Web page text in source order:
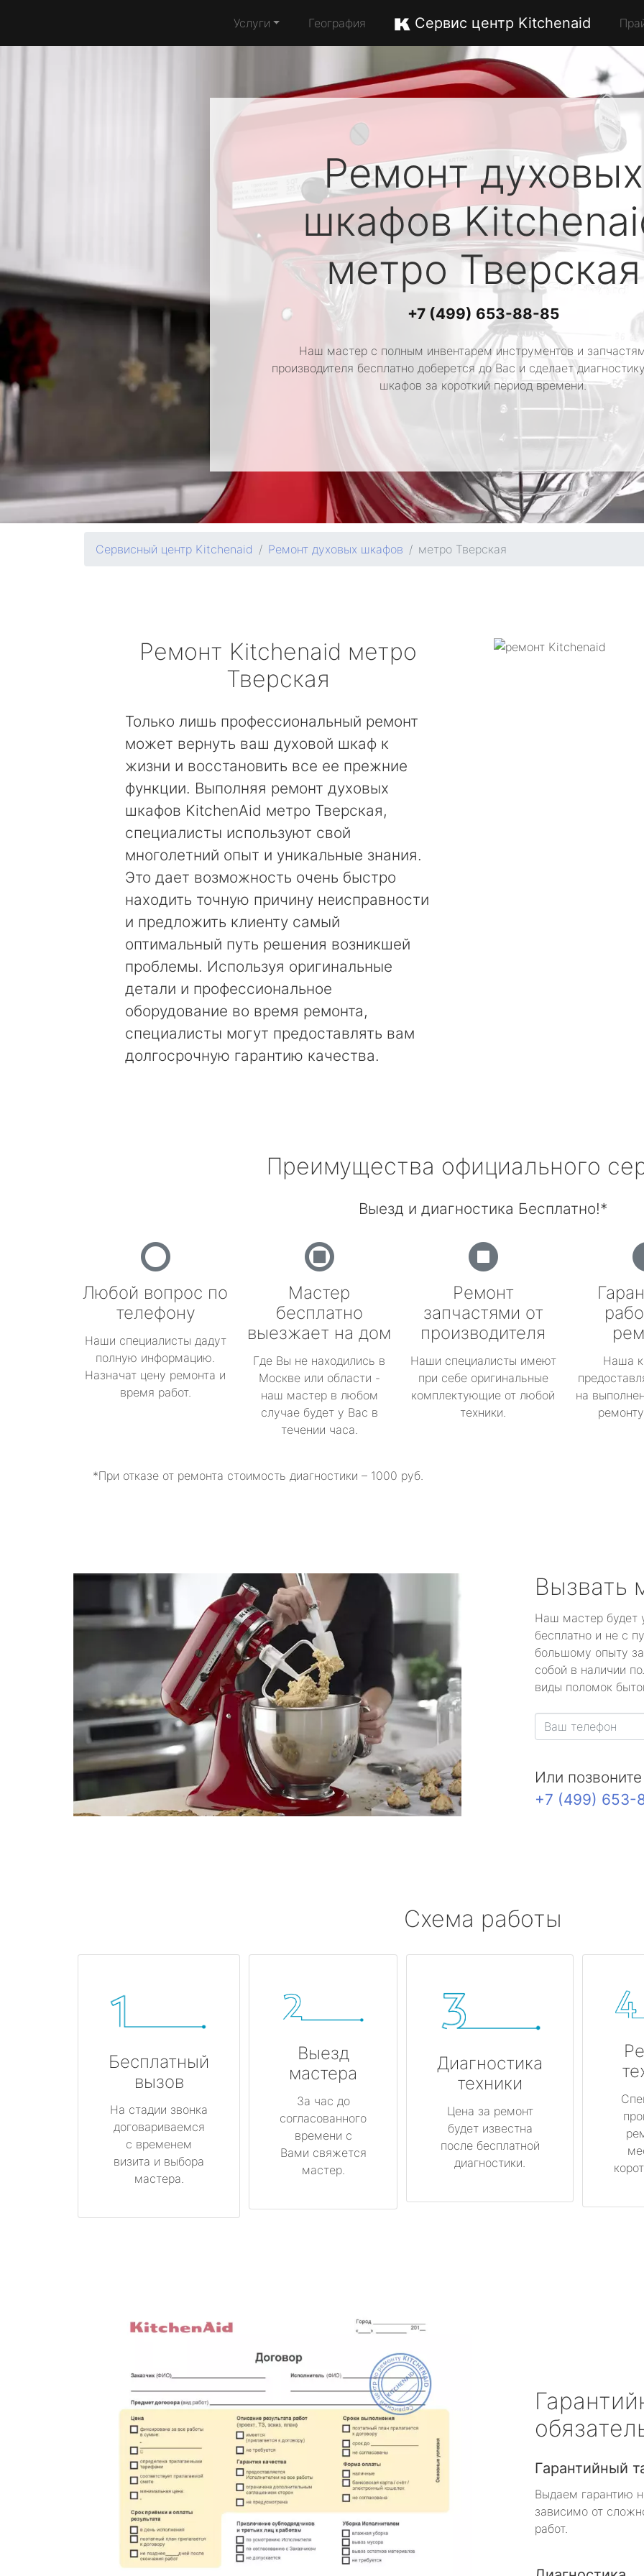
Услуги География Сервис центр Kitchenaid
Ремонт духовых
шкафов
метро Тверская
+7 (499) 653-88-85
Наш мастер с полным инвентарем инструментов и
производителя бесплатно доберется до Вас и сделает
шкафов за короткий период времени.
Сервисный центр Kitchenaid Ремонт духовых шкафов метро Тверская
Ремонт Kitchenaid метро
Тверская
Только лишь профессиональный ремонт
может вернуть ваш духовой шкаф к
жизни и восстановить все ее прежние
функции. Выполняя ремонт духовых
шкафов KitchenAid метро Тверская,
специалисты используют свой
многолетний опыт и уникальные знания.
Это дает возможность очень быстро
находить точную причину неисправности
и предложить клиенту самый
оптимальный путь решения возникшей
проблемы. Используя оригинальные
детали и профессиональное
оборудование во время ремонта,
специалисты могут предоставлять вам
долгосрочную гарантию качества.
Преимущества официального
Выезд и диагностика Бесплатно!*
Любой вопрос по
телефону
Наши специалисты дадут
полную информацию.
Назначат цену ремонта и
время работ.
Мастер
бесплатно
выезжает на дом
Где Вы не находились в
Москве или области -
наш мастер в любом
случае будет у Вас в
течении часа.
Ремонт
запчастями от
производителя
Наши специалисты имеют
при себе оригинальные
комплектующие от любой
техники.
Наша
на
*При отказе от ремонта стоимость диагностики – 1000 руб.
Вызвать
Наш мастер будет
бесплатно и не с
большому опыту
собой в наличии
виды поломок
Или
+7 (499) 653-
Схема работы
Бесплатный
вызов
На стадии звонка
договариваемся
с временем
визита и выбора
мастера.
Выезд
мастера
За час до
согласованного
времени с
Вами свяжется
мастер.
Диагностика
техники
Цена за ремонт
будет известна
после бесплатной
диагностики.
Гарантийный
Выдаем гарантию
зависимо от
работ.